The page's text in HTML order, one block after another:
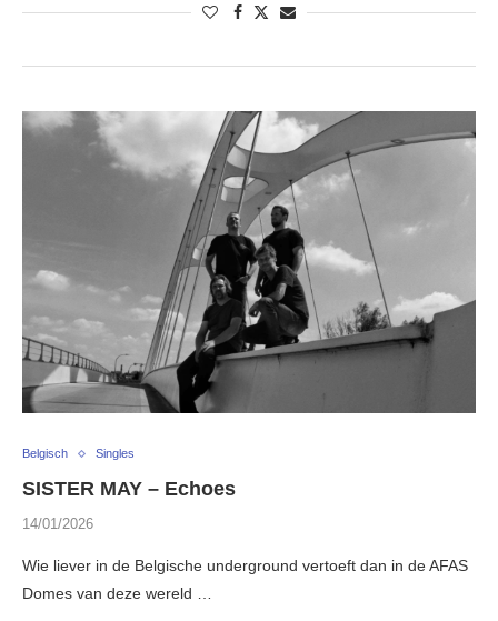
Belgisch Singles
SISTER MAY – Echoes
14/01/2026
Wie liever in de Belgische underground vertoeft dan in de AFAS
Domes van deze wereld …